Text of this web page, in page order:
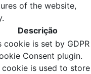
of the website,
Descrição
cookie is set by GDPR
Consent plugin.
cookie is used to store